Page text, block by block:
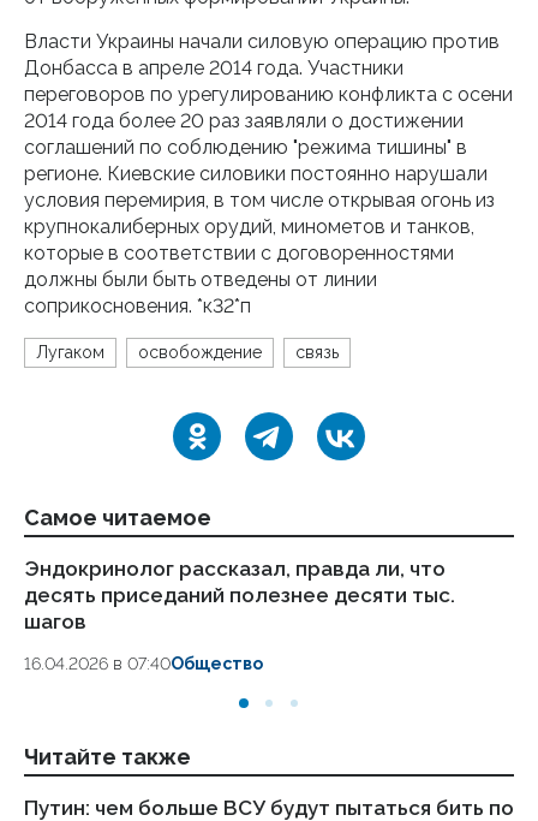
Власти Украины начали силовую операцию против
Донбасса в апреле 2014 года. Участники
переговоров по урегулированию конфликта с осени
2014 года более 20 раз заявляли о достижении
соглашений по соблюдению "режима тишины" в
регионе. Киевские силовики постоянно нарушали
условия перемирия, в том числе открывая огонь из
крупнокалиберных орудий, минометов и танков,
которые в соответствии с договоренностями
должны были быть отведены от линии
соприкосновения. *к32*п
Лугаком освобождение связь
Самое читаемое
Эндокринолог рассказал, правда ли, что
десять приседаний полезнее десяти тыс.
шагов
16.04.2026 в 07:40Общество
Читайте также
Путин: чем больше ВСУ будут пытаться бить по